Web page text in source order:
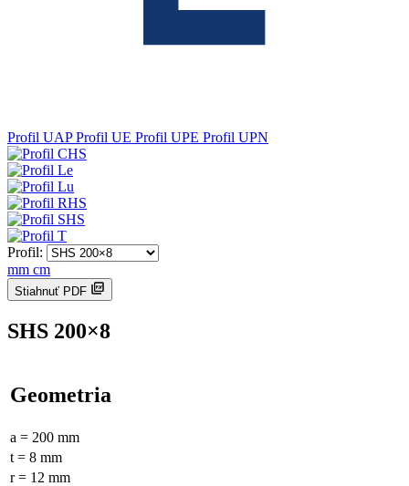
Profil UAPProfil UE Profil UPE Profil UPN
Profil:
mm cm
Stiahnuť PDF
SHS 200×8
Geometria
a = 200 mm
t = 8 mm
r = 12 mm